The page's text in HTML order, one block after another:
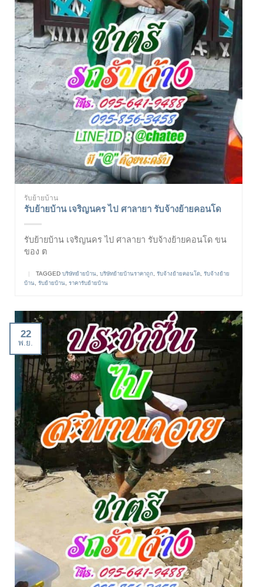
รับย้ายบ้าน
รับย้ายบ้าน เจริญนคร ไป ศาลายา รับจ้างย้ายคอนโด
รับย้ายบ้าน เจริญนคร ไป ศาลายา รับจ้างย้ายคอนโด ขน
ของ ต
| TAGGED บริษัทย้ายบ้าน, บริษัทย้ายบ้านราคาถูก, รับจ้างย้ายคอนโด, รับจ้างย้าย
บ้าน, รับย้ายบ้าน, ราคารับย้ายบ้าน
22
พ.ย.